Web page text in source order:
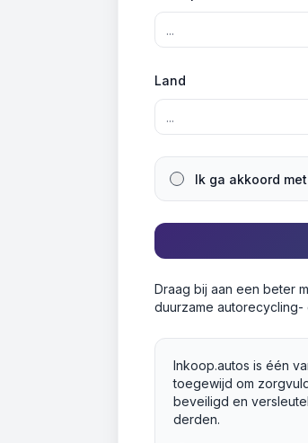
Land
Ik ga akkoord
Draag bij aan een beter
duurzame
Inkoop.autos is één
toegewijd om
beveiligd en
derden.